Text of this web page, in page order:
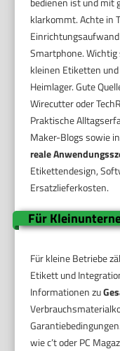
klarkommt. Achte in
Smartphone. Wichtig
kleinen Etiketten
Heimlager. Gute
Wirecutter oder
Praktische
Maker-Blogs sowie
reale
Etikettendesign,
Ersatzlieferkosten.
Für
Für kleine Betriebe
Etikett und
Informationen zu
wie c’t oder PC